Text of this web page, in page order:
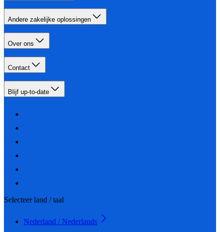
Andere zakelijke oplossingen
Over ons
Contact
Blijf up-to-date
Selecteer land / taal
Nederland / Nederlands